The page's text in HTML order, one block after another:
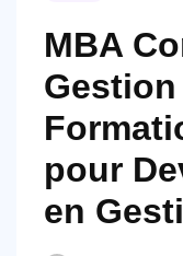
MBA
pour
en